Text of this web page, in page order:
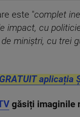
este "complet
impact, cu
miniştri, cu trei
găsiți imaginile